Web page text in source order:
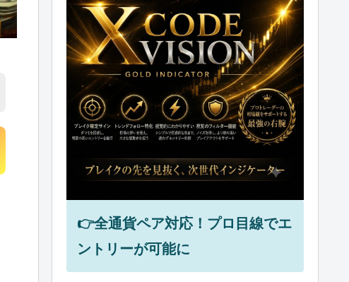
👉全通貨ペア対応！プロ目線でエ
ントリーが可能に